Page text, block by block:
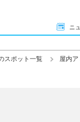
ニ
スポット一覧 屋内